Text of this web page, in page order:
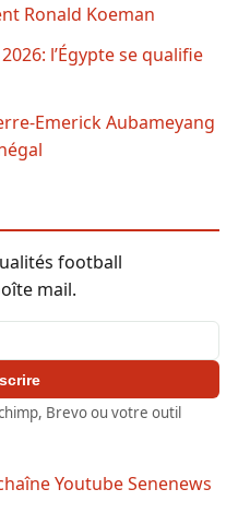
Ronald Koeman
l’Égypte se qualifie
Emerick Aubameyang
football
mail.
Brevo ou votre outil